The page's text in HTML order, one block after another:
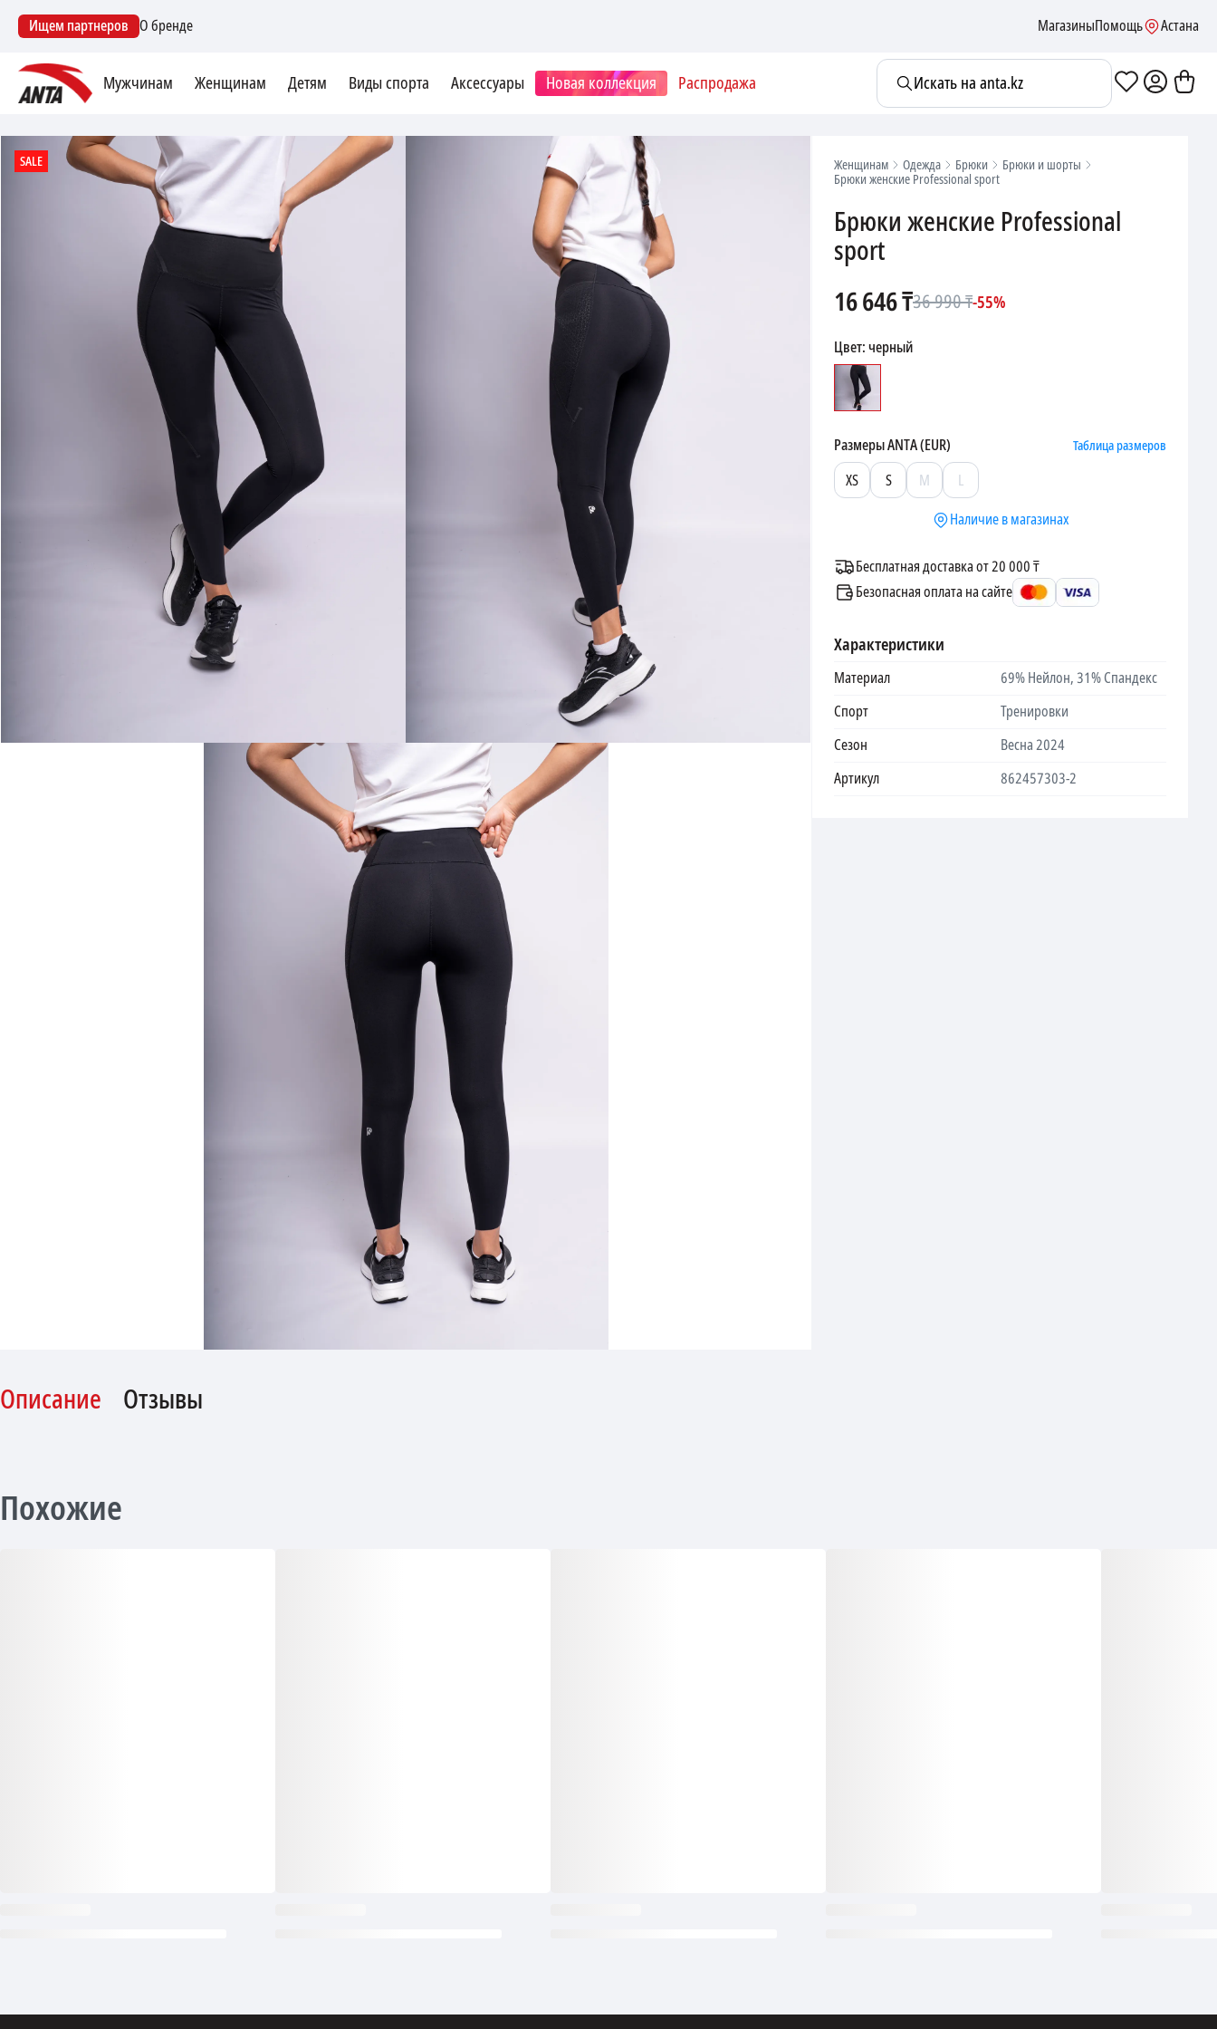
Ищем партнеров О бренде МагазиныПомощь Астана
Мужчинам Женщинам Детям Виды спорта Аксессуары Новая коллекция Распродажа Искать на anta.kz
SALE Женщинам Одежда Брюки
Брюки и шорты
Брюки женские Professional sport
Брюки женские Professional
sport
16 646₸36 990₸-55%
Цвет:черный
РазмерыANTA (EUR) Таблица размеров
XS S M
L
Наличие в магазинах
Бесплатная доставка от 20 000 ₸
Безопасная оплата на сайте
Характеристики
Материал
69% Нейлон, 31% Спандекс
Спорт
Тренировки
Сезон
Весна 2024
Артикул
862457303-2
Описание Отзывы
Похожие